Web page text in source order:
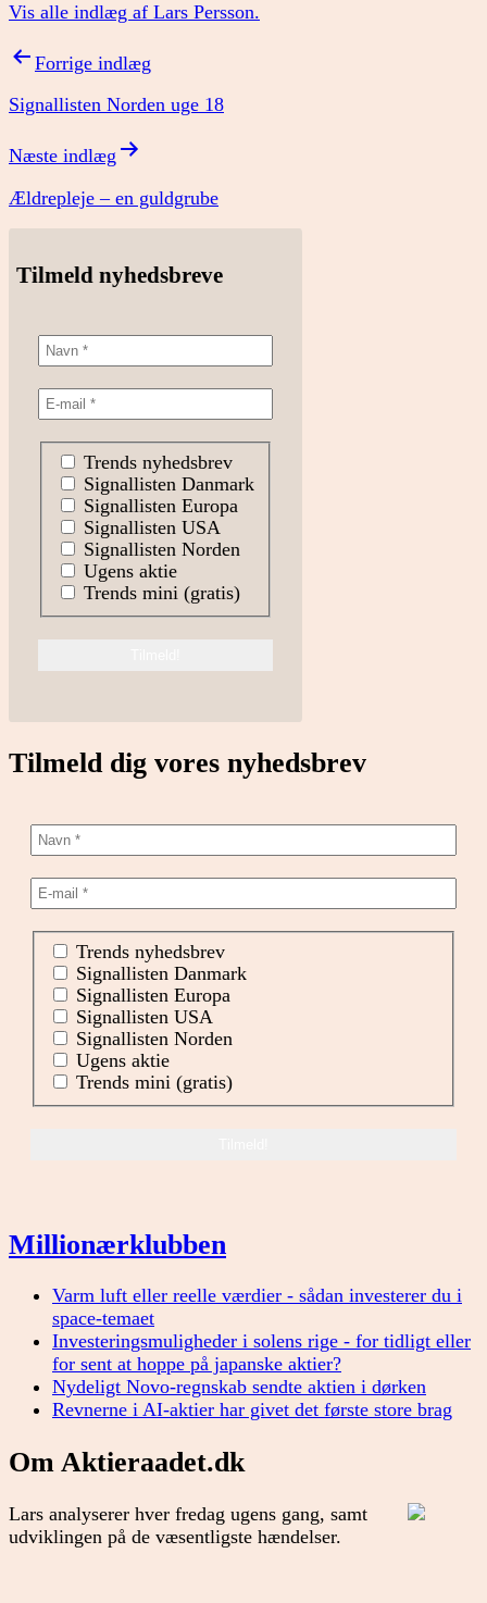
Vis alle indlæg af Lars Persson.
Indlægsnavigation
Forrige indlæg
Signallisten Norden uge 18
Næste indlæg
Ældrepleje – en guldgrube
Tilmeld nyhedsbreve
Trends nyhedsbrev
Signallisten Danmark
Signallisten Europa
Signallisten USA
Signallisten Norden
Ugens aktie
Trends mini (gratis)
Tilmeld dig vores nyhedsbrev
Trends nyhedsbrev
Signallisten Danmark
Signallisten Europa
Signallisten USA
Signallisten Norden
Ugens aktie
Trends mini (gratis)
Millionærklubben
Varm luft eller reelle værdier - sådan investerer du i
space-temaet
Investeringsmuligheder i solens rige - for tidligt eller
for sent at hoppe på japanske aktier?
Nydeligt Novo-regnskab sendte aktien i dørken
Revnerne i AI-aktier har givet det første store brag
Om Aktieraadet.dk
Lars analyserer hver fredag ugens gang, samt
udviklingen på de væsentligste hændelser.